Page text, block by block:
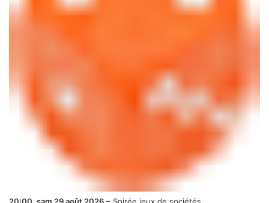
20:00, sam 29 août 2026 – Soirée jeux de sociétés